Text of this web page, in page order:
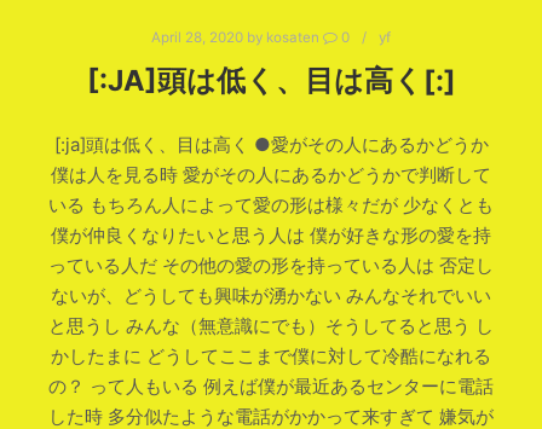
April 28, 2020 by kosaten 0 yf
[:JA]頭は低く、目は高く[:]
[:ja]頭は低く、目は高く ●愛がその人にあるかどうか
僕は人を見る時 愛がその人にあるかどうかで判断して
いる もちろん人によって愛の形は様々だが 少なくとも
僕が仲良くなりたいと思う人は 僕が好きな形の愛を持
っている人だ その他の愛の形を持っている人は 否定し
ないが、どうしても興味が湧かない みんなそれでいい
と思うし みんな（無意識にでも）そうしてると思う し
かしたまに どうしてここまで僕に対して冷酷になれる
の？ って人もいる 例えば僕が最近あるセンターに電話
した時 多分似たような電話がかかって来すぎて 嫌気が